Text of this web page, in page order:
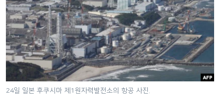
동
메
인
네
비
게
션24일 일본 후쿠시마 제1원자력발전소의 항공 사진.